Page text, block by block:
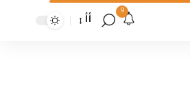
9
أأ